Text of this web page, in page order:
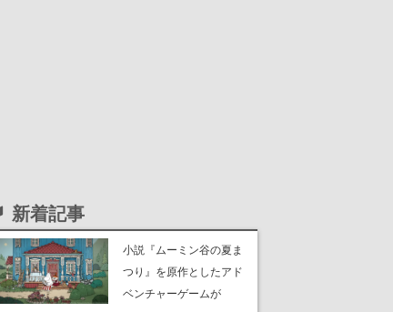
新着記事
小説『ムーミン谷の夏ま
つり』を原作としたアド
ベンチャーゲームが